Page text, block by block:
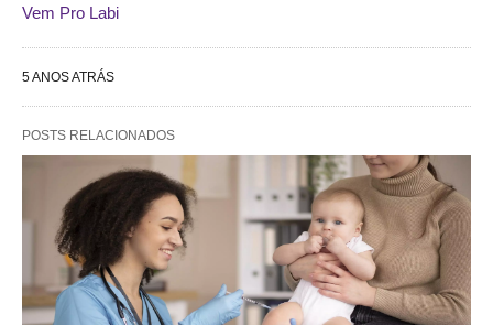
Vem Pro Labi
5 ANOS ATRÁS
POSTS RELACIONADOS